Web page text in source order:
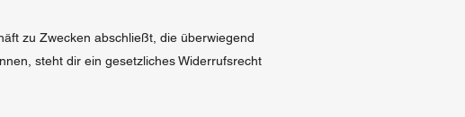
zu Zwecken abschließt, die überwiegend
steht dir ein gesetzliches Widerrufsrecht